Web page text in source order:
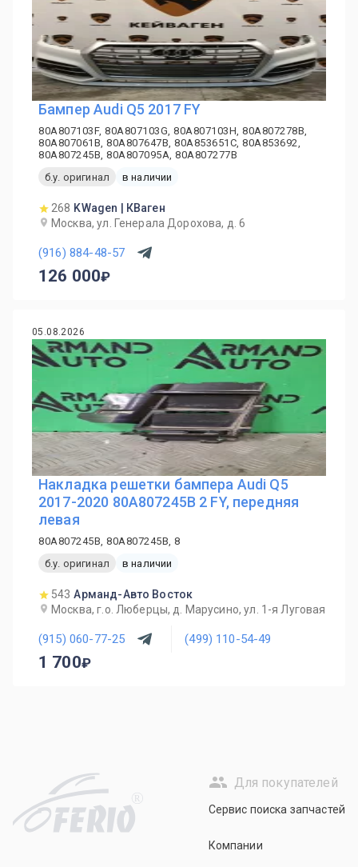
Бампер Audi Q5 2017 FY
80A807103F, 80A807103G, 80A807103H, 80A807278B,
80A807061B, 80A807647B, 80A853651C, 80A853692,
80A807245B, 80A807095A, 80A807277B
б.у. оригинал
в наличии
268 KWagen | КВаген
Москва, ул. Генерала Дорохова, д. 6
(916) 884-48-57
126 000
05.08.2026
Накладка решетки бампера Audi Q5
2017-2020 80A807245B 2 FY, передняя
левая
80A807245B, 80A807245B, 8
б.у. оригинал
в наличии
543 Арманд-Авто Восток
Москва, г.о. Люберцы, д. Марусино, ул. 1-я Луговая
(915) 060-77-25 (499) 110-54-49
1 700
R
Для покупателей
Сервис поиска запчастей
Компании